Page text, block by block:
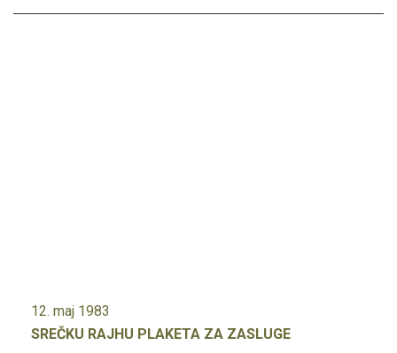
12. maj 1983
SREČKU RAJHU PLAKETA ZA ZASLUGE